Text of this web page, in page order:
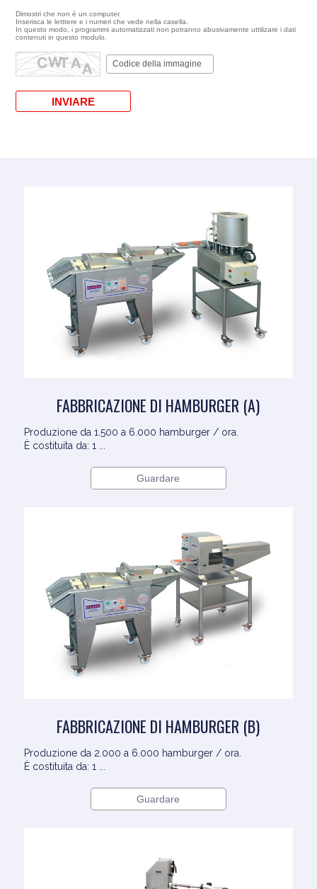
Dimostri che non è un computer.
Inserisca le letttere e i numeri che vede nella casella.
In questo modo, i programmi automatizzati non potranno abusivamente uttilizare i dati
contenuti in questo modulo.
FABBRICAZIONE DI HAMBURGER (A)
Produzione da 1.500 a 6.000 hamburger / ora.
È costituita da: 1 ...
Guardare
FABBRICAZIONE DI HAMBURGER (B)
Produzione da 2.000 a 6.000 hamburger / ora.
È costituita da: 1 ...
Guardare